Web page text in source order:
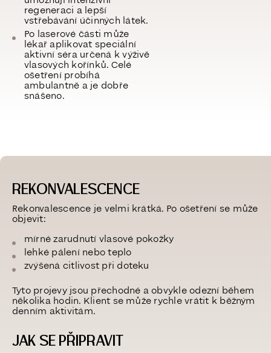
regeneraci a lepší
vstřebávání účinných látek.
Po laserové části může
lékař aplikovat speciální
aktivní séra určená k výživě
vlasových kořínků. Celé
ošetření probíhá
ambulantně a je dobře
snášeno.
REKONVALESCENCE
Rekonvalescence je velmi krátká. Po ošetření se může
objevit:
mírné zarudnutí vlasové pokožky
lehké pálení nebo teplo
zvýšená citlivost při doteku
Tyto projevy jsou přechodné a obvykle odezní během
několika hodin. Klient se může rychle vrátit k běžným
denním aktivitám.
JAK SE PŘIPRAVIT